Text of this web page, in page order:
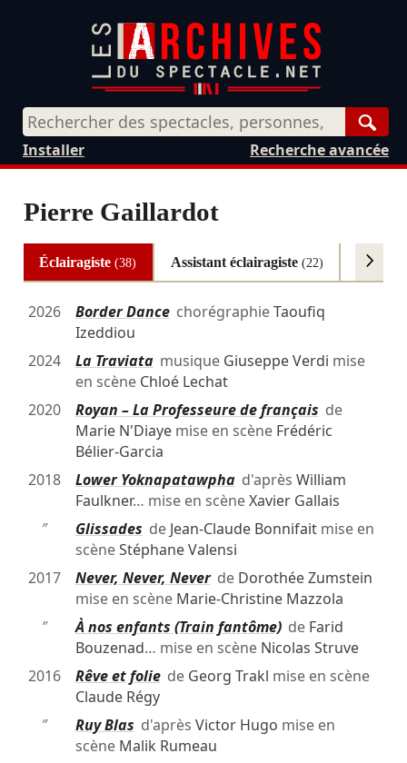
Recherche avancée
Installer
Pierre Gaillardot
Éclairagiste(38) Assistant éclairagiste (22)
2026 Border DancechorégraphieTaoufiq
Izeddiou
2024
La Traviatamusique Giuseppe Verdi mise
en scène Chloé Lechat
2020
Royan – La Professeure de français de
Marie N'Diayemise en scène Frédéric
Bélier-Garcia
2018
Lower Yoknapatawphad'après William
Faulkner… mise en scèneXavier Gallais
″
Glissades de Jean-Claude Bonnifaitmise en
scèneStéphane Valensi
2017
Never, Never, Neverde Dorothée Zumstein
mise en scène Marie-Christine Mazzola
″
À nos enfants (Train fantôme)de Farid
Bouzenad… mise en scène Nicolas Struve
2016
Rêve et foliede Georg Trakl mise en scène
Claude Régy
″
Ruy Blas d'après Victor Hugo mise en
scène Malik Rumeau